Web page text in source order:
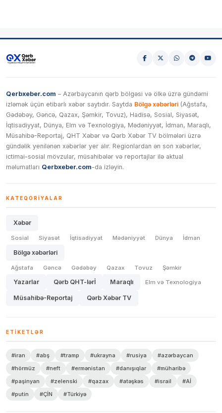
Qerbxeber.com – Azərbaycanın qərb bölgəsi və ölkə üzrə gündəmi
izləmək üçün etibarlı xəbər saytıdır. Saytda Bölgə xəbərləri (Ağstafa,
Gədəbəy, Gəncə, Qazax, Şəmkir, Tovuz), Hadisə, Sosial, Siyasət,
İqtisadiyyat, Dünya, Elm və Texnologiya, Mədəniyyət, İdman, Maraqlı,
Müsahibə-Reportaj, QHT Xəbər və Qərb Xəbər TV bölmələri üzrə
gündəlik yenilənən xəbərlər yer alır. Regionlardan ən son xəbərlər,
ictimai-sosial mövzular, müsahibələr və reportajlar ilə aktual
məlumatları Qerbxeber.com-da izləyin.
KATEQORIYALAR
Xəbər
Sosial Siyasət İqtisadiyyat Mədəniyyət Dünya İdman
Bölgə xəbərləri
Ağstafa Gəncə Gədəbəy Qazax Tovuz Şəmkir
Yazarlar Qərb QHT-lərİ Maraqlı Elm və Texnologiya
Müsahibə-Reportaj Qərb Xəbər TV
ETIKETLƏR
#iran #abş #tramp #ukrayna #rusiya
#azərbaycan
#hörmüz
#neft #ermənistan #danışıqlar
#müharibə
#paşinyan
#zelenski #qazax #atəşkəs #israil
#Aİ
#putin
#ÇİN #Türkiyə